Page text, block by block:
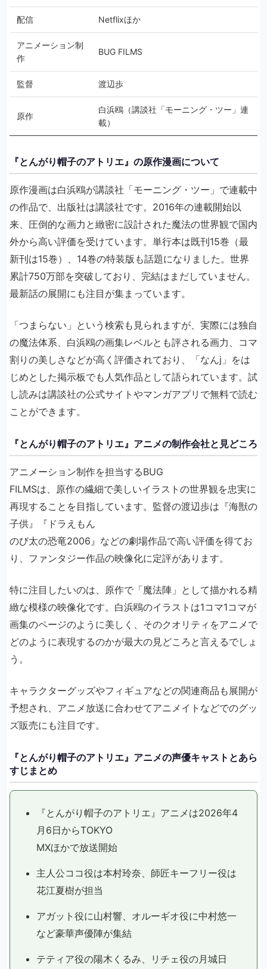
配信 Netflixほか
アニメーション制
作
BUG FILMS
監督 渡辺歩
原作
白浜鴎（講談社「モーニング・ツー」連
載）
『とんがり帽子のアトリエ』の原作漫画について
原作漫画は白浜鴎が講談社「モーニング・ツー」で連載中
の作品で、出版社は講談社です。2016年の連載開始以
来、圧倒的な画力と緻密に設計された魔法の世界観で国内
外から高い評価を受けています。単行本は既刊15巻（最
新刊は15巻）、14巻の特装版も話題になりました。世界
累計750万部を突破しており、完結はまだしていません。
最新話の展開にも注目が集まっています。
「つまらない」という検索も見られますが、実際には独自
の魔法体系、白浜鴎の画集レベルとも評される画力、コマ
割りの美しさなどが高く評価されており、「なんj」をは
じめとした掲示板でも人気作品として語られています。試
し読みは講談社の公式サイトやマンガアプリで無料で読む
ことができます。
『とんがり帽子のアトリエ』アニメの制作会社と見どころ
アニメーション制作を担当するBUG
FILMSは、原作の繊細で美しいイラストの世界観を忠実に
再現することを目指しています。監督の渡辺歩は『海獣の
子供』『ドラえもん
のび太の恐竜2006』などの劇場作品で高い評価を得てお
り、ファンタジー作品の映像化に定評があります。
特に注目したいのは、原作で「魔法陣」として描かれる精
緻な模様の映像化です。白浜鴎のイラストは1コマ1コマが
画集のページのように美しく、そのクオリティをアニメで
どのように表現するのかが最大の見どころと言えるでしょ
う。
キャラクターグッズやフィギュアなどの関連商品も展開が
予想され、アニメ放送に合わせてアニメイトなどでのグッ
ズ販売にも注目です。
『とんがり帽子のアトリエ』アニメの声優キャストとあら
すじまとめ
『とんがり帽子のアトリエ』アニメは2026年4
月6日からTOKYO
MXほかで放送開始
主人公ココ役は本村玲奈、師匠キーフリー役は
花江夏樹が担当
アガット役に山村響、オルーギオ役に中村悠一
など豪華声優陣が集結
テティア役の陽木くるみ、リチェ役の月城日